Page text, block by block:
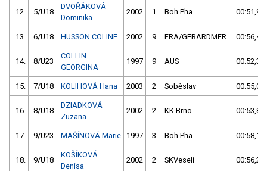
12. 5/U18
DVOŘÁKOVÁ
Dominika
2002 1 Boh.Pha 00:51,99
13. 6/U18 HUSSON COLINE 2002 9 FRA/GERARDMER 00:56,43
14. 8/U23
COLLIN
GEORGINA
1997 9 AUS 00:52,38
15. 7/U18 KOLIHOVÁ Hana 2003 2 Soběslav 00:55,02
16. 8/U18
DZIADKOVÁ
Zuzana
2002 2 KK Brno 00:53,82
17. 9/U23 MAŠÍNOVÁ Marie 1997 3 Boh.Pha 00:58,11
18. 9/U18
KOŠÍKOVÁ
Denisa
2002 2 SKVeselí 00:56,21